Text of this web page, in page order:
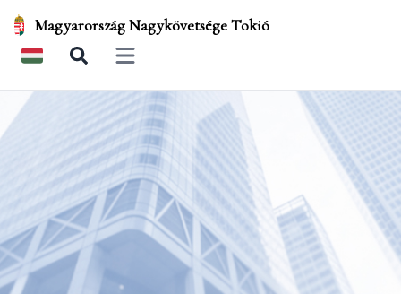
Magyarország Nagykövetsége Tokió
Open main menu